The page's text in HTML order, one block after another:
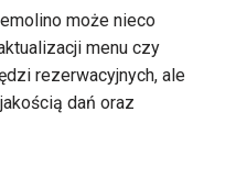
może nieco
menu czy
rezerwacyjnych, ale
dań oraz